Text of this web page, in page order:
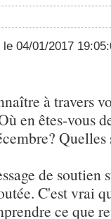
le 04/01/2017
à travers
en êtes-vous
Quelles
de soutien
C'est vrai
ce que